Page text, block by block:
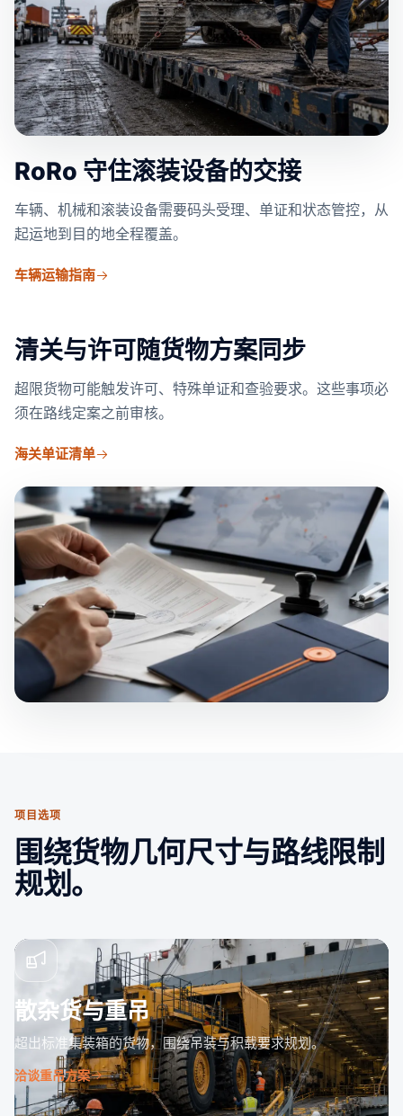
RoRo 守住滚装设备的交接
车辆、机械和滚装设备需要码头受理、单证和状态管控，从
起运地到目的地全程覆盖。
车辆运输指南
清关与许可随货物方案同步
超限货物可能触发许可、特殊单证和查验要求。这些事项必
须在路线定案之前审核。
海关单证清单
项目选项
围绕货物几何尺寸与路线限制
规划。
散杂货与重吊
超出标准集装箱的货物，围绕吊装与积载要求规划。
洽谈重吊方案